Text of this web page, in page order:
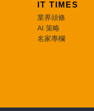
IT TIMES
業界頭條
AI 策略
名家專欄